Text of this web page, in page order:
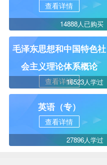
查看详情
14888人已购买
毛泽东思想和中国特色社
会主义理论体系概论
查看详情16523人学过
英语（专）
查看详情
27896人学过